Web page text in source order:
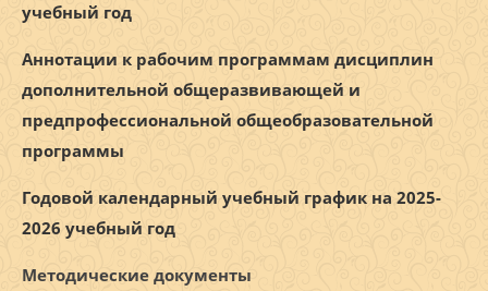
учебный год
Аннотации к рабочим программам дисциплин
дополнительной общеразвивающей и
предпрофессиональной общеобразовательной
программы
Годовой календарный учебный график на 2025-
2026 учебный год
Методические документы